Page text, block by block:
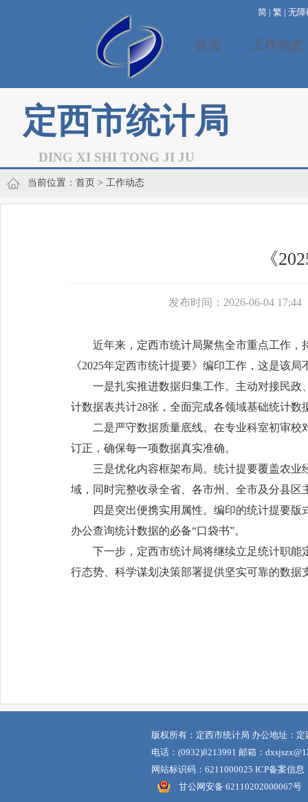
简 | 繁 | 无障
首页 工作动态
定西市统计局
DING XI SHI TONG JI JU
当前位置： 首页 > 工作动态
《
发布时间：2026-06-04 17:44
近年来，定西市统计局聚焦全市重点工作
《2025年定西市统计提要》编印工作，这是该
一是扎实推进数据归集工作。主动对接民
计数据表共计28张，全面完成各领域基础统计数
二是严守数据质量底线。在专业科室初审
订正，确保每一项数据真实准确。
三是优化内容框架布局。统计提要覆盖农
域，同时完整收录全省、各市州、全市及分县
四是突出便携实用属性。编印的统计提要
办公查询统计数据的必备“口袋书”。
下一步，定西市统计局将继续立足统计职
行态势、科学谋划决策部署提供坚实可靠的数据
版权所有：定西市统计局 办公地址：
电话：(0932)8213991 邮箱：
网站标识码：6211000025 ICP备案信息
甘公网安备 62110202000067号